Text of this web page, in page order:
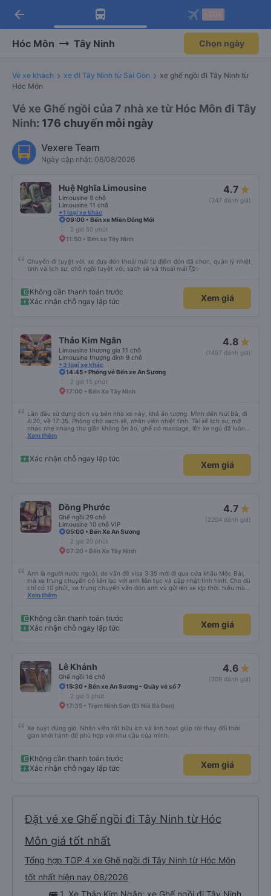
Tải app Vexere ngay!
Nhận ưu đãi thành viên độc
Mở app
Tải app Vexere
-30k/ghế khi đặt vé máy bay qua
Mở app
arrow_back
Hóc Môn Tây Ninh Chọn ngày
Vé xe khách xe đi Tây Ninh từ Sài Gòn
xe ghế ngồi đi Tây Ninh từ
Hóc Môn
Vé xe Ghế ngồi của 7 nhà xe từ Hóc Môn đi Tây
Ninh: 176 chuyến mỗi ngày
Vexere Team
Ngày cập nhật: 06/08/2026
Huệ Nghĩa Limousine
Limousine 9 chỗ
Limousine 11 chỗ
+1 loại xe khác
4.7
(347 đánh giá)
09:00 • Bến xe Miền Đông Mới
2 giờ 50 phút
11:50 • Bến xe Tây Ninh
Chuyến đi tuyệt vời, xe đưa đón thoải mái từ điểm đón đã chọn, quản lý nhiệt
tình và lịch sự, chỗ ngồi tuyệt vời, sạch sẽ và thoải mái 🥰✨
Không cần thanh toán trước
Xác nhận chỗ ngay lập tức
Xem giá
Thảo Kim Ngân
Limousine thương gia 11 chỗ
Limousine thượng đỉnh 9 chỗ
+3 loại xe khác
4.8
(1457 đánh giá)
14:45 • Phòng vé Bến xe An Sương
2 giờ 15 phút
17:00 • Bến Xe Tây Ninh
Lần đầu sử dụng dịch vụ bên nhà xe này, khá ấn tượng. Mình đến Núi Bà, đi
4:20, về 17:35. Phòng chờ sạch sẽ, nhân viên nhiệt tình. Tài xế lịch sự, mở
nhạc nhẹ nhàng thư giãn không ồn ào, ghế có massage, lên xe ngủ đã luôn
😆. Thấy có quét dọn xe trước khi mời khách lên. Xuất phát có chậm hơn giờ
nhiệt tình. Chuyến đi phục vụ chai nước nhỏ với kẹo gừng, chiều về phục vụ
trái cây tại phòng chờ, nước bí đao hạt chia, thanh long sấy và kẹo gừng.
Xem thêm
Xác nhận chỗ ngay lập tức
Xem giá
Đồng Phước
Ghế ngồi 29 chỗ
Limousine 10 chỗ VIP
4.7
(2204 đánh giá)
05:00 • Bến Xe An Sương
2 giờ 20 phút
07:20 • Bến Xe Tây Ninh
Anh là người nước ngoài, do vấn đề visa 3:35 mới đi qua cửa khẩu Mộc Bài,
mà xe trung chuyển có liên lạc với anh liên tục và cập nhật tình hình. Cho dù
chỉ có 10 phút, xe trung chuyển vẫn đón anh và gửi lên xe kịp thời. Nếu mà
được, anh thật muốn tip cho bác tài. Xe này là xe Limousine nhưng mà vé xe
Xem thêm
Không cần thanh toán trước
Xác nhận chỗ ngay lập tức
Xem giá
Lê Khánh
Ghế ngồi 16 chỗ
4.6
(309 đánh giá)
15:30 • Bến xe An Sương - Quầy vé số 7
2 giờ 5 phút
17:35 • Trạm Ninh Sơn (Đi Núi Bà Đen)
Xe buýt đúng giờ. Nhân viên rất hữu ích và linh hoạt giúp tôi thay đổi thời
gian khởi hành để phù hợp với nhu cầu của mình.
Không cần thanh toán trước
Xác nhận chỗ ngay lập tức
Xem giá
Đặt vé xe Ghế ngồi đi Tây Ninh từ Hóc
Môn giá tốt nhất
Tổng hợp TOP 4 xe Ghế ngồi đi Tây Ninh từ Hóc Môn
tốt nhất hiện nay 08/2026
🚌 1. Xe Thảo Kim Ngân: xe Ghế ngồi đi Tây Ninh